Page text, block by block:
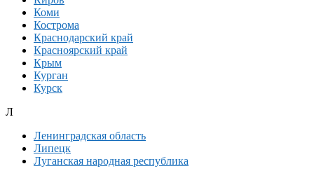
Коми
Кострома
Краснодарский край
Красноярский край
Крым
Курган
Курск
Л
Ленинградская область
Липецк
Луганская народная республика